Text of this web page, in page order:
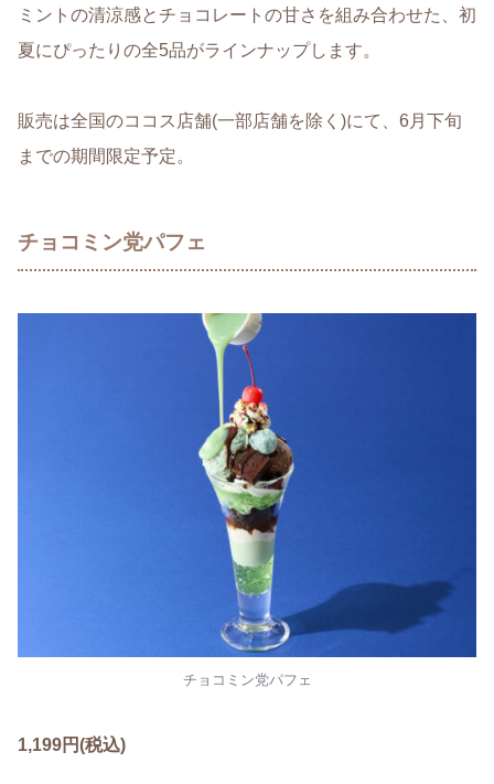
ミントの清涼感とチョコレートの甘さを組み合わせた、初
夏にぴったりの全5品がラインナップします。
販売は全国のココス店舗(一部店舗を除く)にて、6月下旬
までの期間限定予定。
チョコミン党パフェ
チョコミン党パフェ
1,199円(税込)